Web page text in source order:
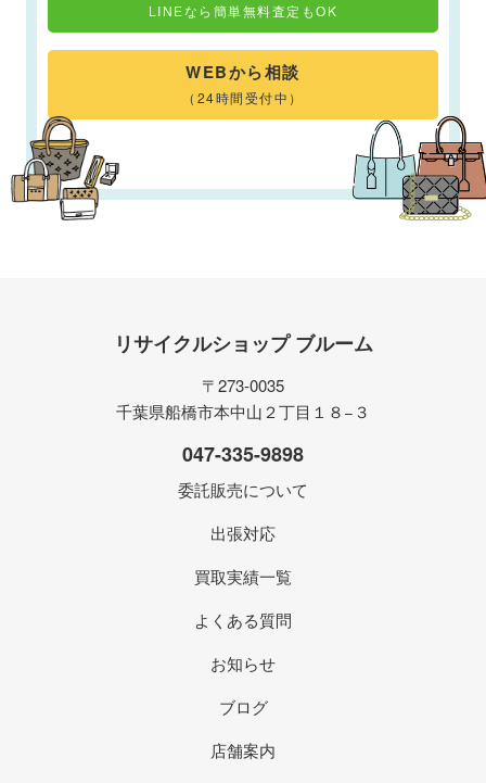
LINEなら簡単無料査定もOK
WEBから相談
（24時間受付中）
リサイクルショップ ブルーム
〒273-0035
千葉県船橋市本中山２丁目１８−３
047-335-9898
委託販売について
出張対応
買取実績一覧
よくある質問
お知らせ
ブログ
店舗案内